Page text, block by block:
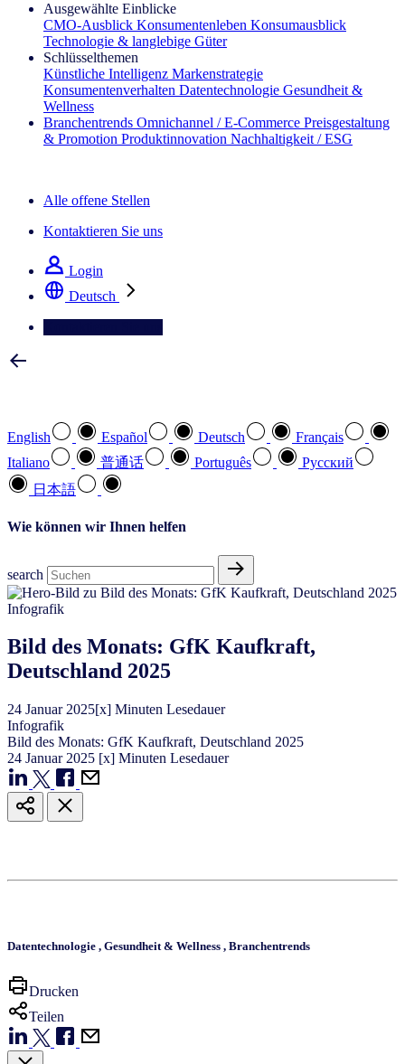
Ausgewählte Einblicke
CMO‑Ausblick Konsumentenleben Konsumausblick
Technologie & langlebige Güter
Schlüsselthemen
Künstliche Intelligenz Markenstrategie
Konsumentenverhalten Datentechnologie Gesundheit &
Wellness
Branchentrends Omnichannel / E‑Commerce Preisgestaltung
& Promotion Produktinnovation Nachhaltigkeit / ESG
Alle offene Stellen
Kontaktieren Sie uns
Login
Deutsch
English Español Deutsch
Français
Italiano
普通话 Português
Pусский
日本語
Wie können wir Ihnen helfen
search
Infografik
Bild des Monats: GfK Kaufkraft,
Deutschland 2025
24 Januar 2025[x] Minuten Lesedauer
Infografik
Bild des Monats: GfK Kaufkraft, Deutschland 2025
24 Januar 2025 [x] Minuten Lesedauer
Datentechnologie , Gesundheit & Wellness , Branchentrends
Drucken
Teilen